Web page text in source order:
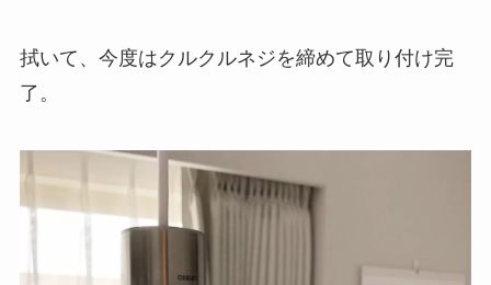
拭いて、今度はクルクルネジを締めて取り付け完
了。